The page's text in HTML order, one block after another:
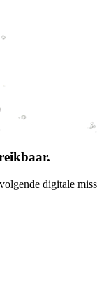
digitale